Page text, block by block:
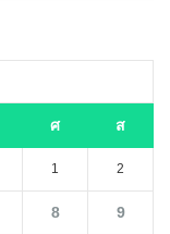
ศ ส
1 2
8 9